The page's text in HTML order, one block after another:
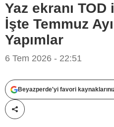
Yaz ekranı
İşte Temmuz
Yapımlar
6 Tem 2026 - 22:51
Beyazperde'yi favori
Paylaş!